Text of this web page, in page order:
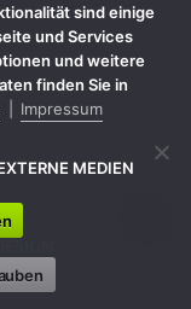
sind einige
und Services
und weitere
finden Sie in
Impressum
MEDIEN